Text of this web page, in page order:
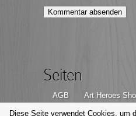
Seiten
AGB
Art Heroes
Datenschutzerklärung
Diese Seite verwendet Cookies, um